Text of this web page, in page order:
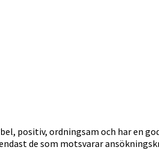
positiv, ordningsam och har en
de som motsvarar